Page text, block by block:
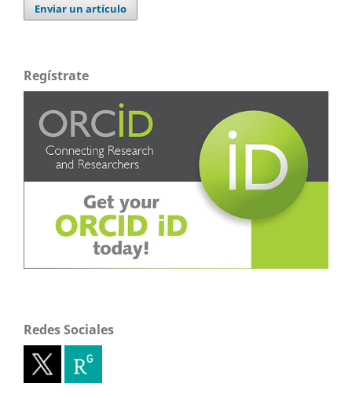
Enviar un artículo
Regístrate
Redes Sociales